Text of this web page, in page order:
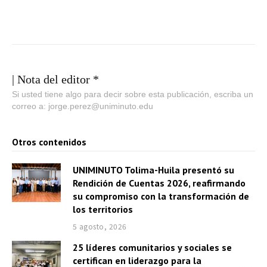
| Nota del editor *
Si usted tiene algo para decir sobre esta publicación, escriba un
correo a: jorge.perez@uniminuto.edu
Otros contenidos
UNIMINUTO Tolima-Huila presentó su
Rendición de Cuentas 2026, reafirmando
su compromiso con la transformación de
los territorios
5 agosto, 2026
25 líderes comunitarios y sociales se
certifican en liderazgo para la